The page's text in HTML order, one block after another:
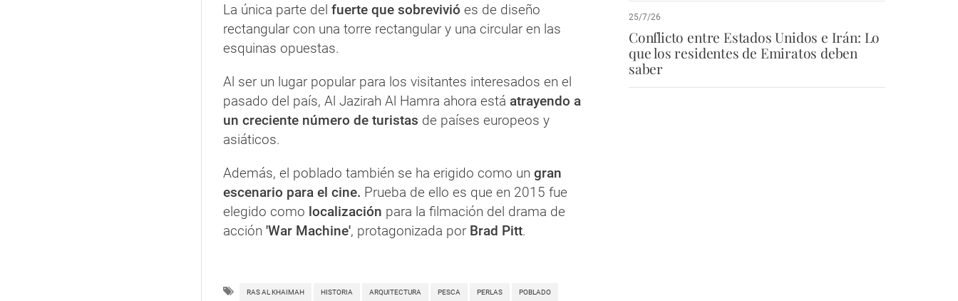
La única parte del fuerte que sobrevivió es de diseño
rectangular con una torre rectangular y una circular en las
esquinas opuestas.
Al ser un lugar popular para los visitantes interesados en el
pasado del país, Al Jazirah Al Hamra ahora está atrayendo a
un creciente número de turistas de países europeos y
asiáticos.
Además, el poblado también se ha erigido como un gran
escenario para el cine. Prueba de ello es que en 2015 fue
elegido como localización para la filmación del drama de
acción 'War Machine', protagonizada por Brad Pitt.
RAS AL KHAIMAH HISTORIA ARQUITECTURA PESCA PERLAS POBLADO
25/7/26
Conflicto entre Estados Unidos e Irán: Lo
que los residentes de Emiratos deben
saber